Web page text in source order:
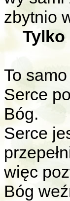
zbytnio
Tylko
To
Serce
Bóg.
Serce
więc
Bóg